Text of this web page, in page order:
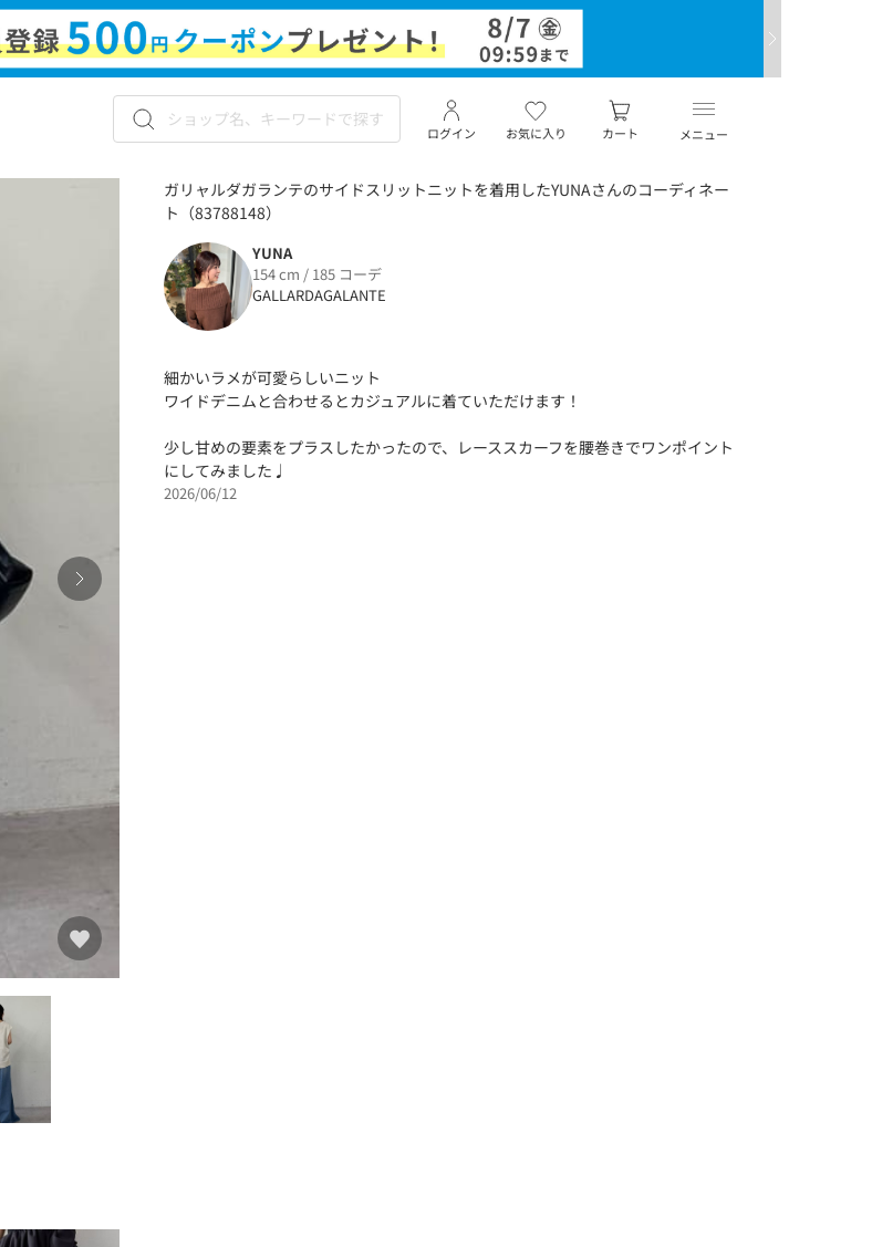
メニュー
お気に入り
ログイン カート
ガリャルダガランテのサイドスリットニットを着用したYUNAさんのコーディネー
ト（83788148）
YUNA
154 cm / 185 コーデ
GALLARDAGALANTE
細かいラメが可愛らしいニット
ワイドデニムと合わせるとカジュアルに着ていただけます！
少し甘めの要素をプラスしたかったので、レーススカーフを腰巻きでワンポイント
にしてみました♩
2026/06/12